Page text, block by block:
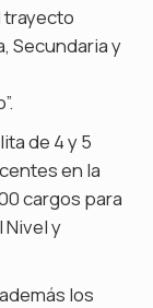
trayecto
Secundaria y
de 4 y 5
en la
cargos para
y
los